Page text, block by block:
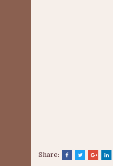
Share: